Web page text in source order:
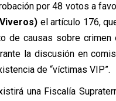
por 48 votos a
el artículo 176,
de causas sobre
la discusión en
de “víctimas VIP”.
una Fiscalía